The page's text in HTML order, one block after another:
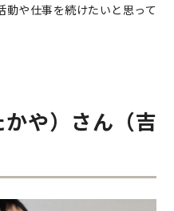
動や仕事を続けたいと思って
や）さん（吉